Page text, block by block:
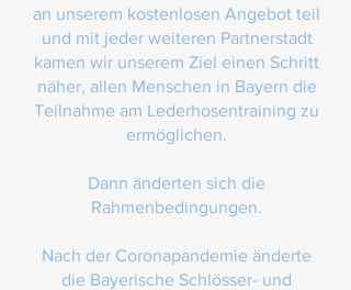
an unserem kostenlosen Angebot teil
und mit jeder weiteren Partnerstadt
kamen wir unserem Ziel einen Schritt
näher, allen Menschen in Bayern die
Teilnahme am Lederhosentraining zu
ermöglichen.
Dann änderten sich die
Rahmenbedingungen.
Nach der Coronapandemie änderte
die Bayerische Schlösser- und